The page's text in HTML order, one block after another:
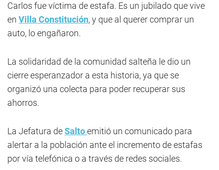
Carlos fue víctima de estafa. Es un jubilado que vive
en Villa Constitución, y que al querer comprar un
auto, lo engañaron.
La solidaridad de la comunidad salteña le dio un
cierre esperanzador a esta historia, ya que se
organizó una colecta para poder recuperar sus
ahorros.
La Jefatura deSaltoemitió un comunicado para
alertar a la población ante el incremento de estafas
por vía telefónica o a través de redes sociales.